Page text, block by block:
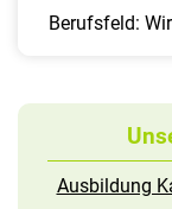
Berufsfeld:
Ausbildung